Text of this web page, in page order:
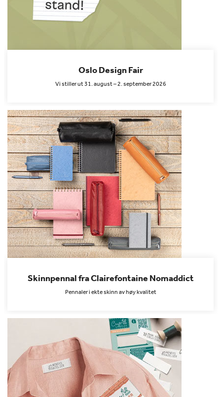
Oslo Design Fair
Vi stiller ut 31. august – 2. september 2026
Skinnpennal fra Clairefontaine Nomaddict
Pennaler i ekte skinn av høy kvalitet